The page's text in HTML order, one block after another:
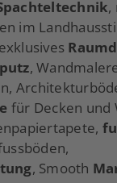
,
im
,
für Decken und
, Smooth